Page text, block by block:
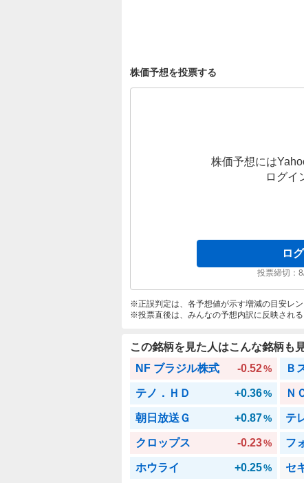
株価予想を投票する
株価予想には
ログイ
ロ
投票締切：
正誤判定は、各予想値が示す増減の目安レ
投票直後は、みんなの予想内訳に反映され
この銘柄を見た人はこんな銘柄も
NF ブラジル株式
-0.52% Ｂ
テノ．ＨＤ +0.36% Ｎ
朝日放送Ｇ +0.87% テ
クロップス -0.23% フ
ホウライ +0.25% セ